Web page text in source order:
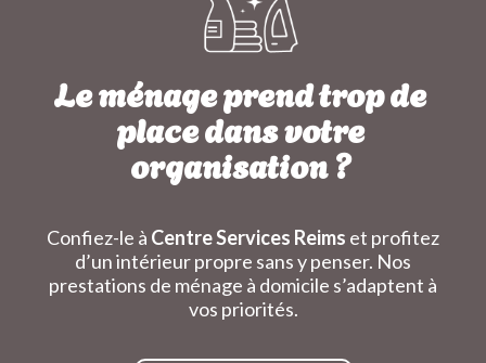
Le ménage prend trop de
place dans votre
organisation ?
Confiez-le à Centre Services Reims et profitez
d’un intérieur propre sans y penser. Nos
prestations de ménage à domicile s’adaptent à
vos priorités.